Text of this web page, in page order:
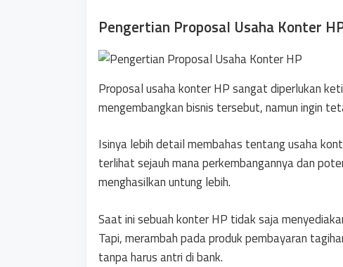
Pengertian Proposal Usaha Konter
Proposal usaha konter HP sangat diperlukan
mengembangkan bisnis tersebut, namun ingin
Isinya lebih detail membahas tentang usaha
terlihat sejauh mana perkembangannya dan
menghasilkan untung lebih.
Saat ini sebuah konter HP tidak saja
Tapi, merambah pada produk pembayaran
tanpa harus antri di bank.